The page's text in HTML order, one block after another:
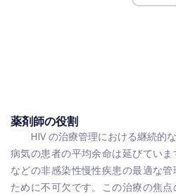
薬剤師の役割
HIV の治療管理における継続的
病気の患者の平均余命は延びてい
などの非感染性慢性疾患の最適な
ために不可欠です。この治療の焦